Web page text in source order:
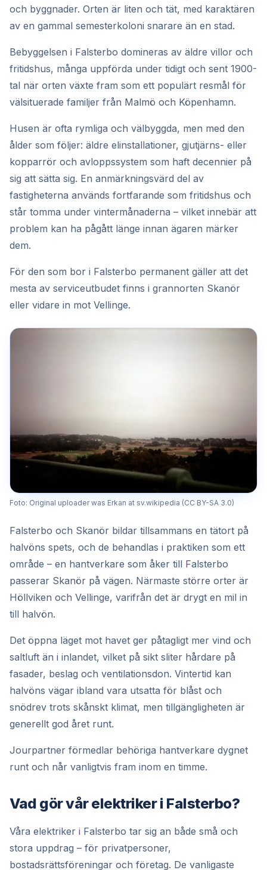
och byggnader. Orten är liten och tät, med karaktären
av en gammal semesterkoloni snarare än en stad.
Bebyggelsen i Falsterbo domineras av äldre villor och
fritidshus, många uppförda under tidigt och sent 1900-
tal när orten växte fram som ett populärt resmål för
välsituerade familjer från Malmö och Köpenhamn.
Husen är ofta rymliga och välbyggda, men med den
ålder som följer: äldre elinstallationer, gjutjärns- eller
kopparrör och avloppssystem som haft decennier på
sig att sätta sig. En anmärkningsvärd del av
fastigheterna används fortfarande som fritidshus och
står tomma under vintermånaderna – vilket innebär att
problem kan ha pågått länge innan ägaren märker
dem.
För den som bor i Falsterbo permanent gäller att det
mesta av serviceutbudet finns i grannorten Skanör
eller vidare in mot Vellinge.
Foto: Original uploader was Erkan at sv.wikipedia (CC BY-SA 3.0)
Falsterbo och Skanör bildar tillsammans en tätort på
halvöns spets, och de behandlas i praktiken som ett
område – en hantverkare som åker till Falsterbo
passerar Skanör på vägen. Närmaste större orter är
Höllviken och Vellinge, varifrån det är drygt en mil in
till halvön.
Det öppna läget mot havet ger påtagligt mer vind och
saltluft än i inlandet, vilket på sikt sliter hårdare på
fasader, beslag och ventilationsdon. Vintertid kan
halvöns vägar ibland vara utsatta för blåst och
snödrev trots skånskt klimat, men tillgängligheten är
generellt god året runt.
Jourpartner förmedlar behöriga hantverkare dygnet
runt och når vanligtvis fram inom en timme.
Vad gör vår elektriker i Falsterbo?
Våra elektriker i Falsterbo tar sig an både små och
stora uppdrag – för privatpersoner,
bostadsrättsföreningar och företag. De vanligaste